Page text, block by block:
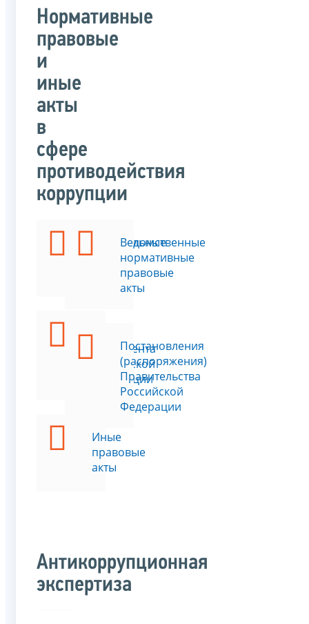
Нормативные
правовые
и
иные
акты
в
сфере
противодействия
коррупции
Федеральные
законы
Указы
Президента
Российской
Федерации
Иные
правовые
акты
Ведомственные
нормативные
правовые
акты
Постановления
(распоряжения)
Правительства
Российской
Федерации
Антикоррупционная
экспертиза